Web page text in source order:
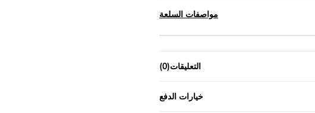
مواصفات السلعة
التعليقات(0)
خيارات الدفع